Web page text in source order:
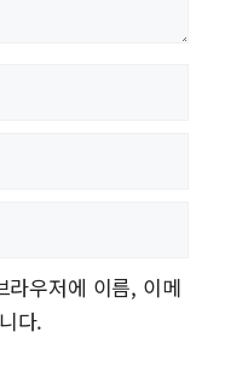
라우저에 이름, 이메
다.